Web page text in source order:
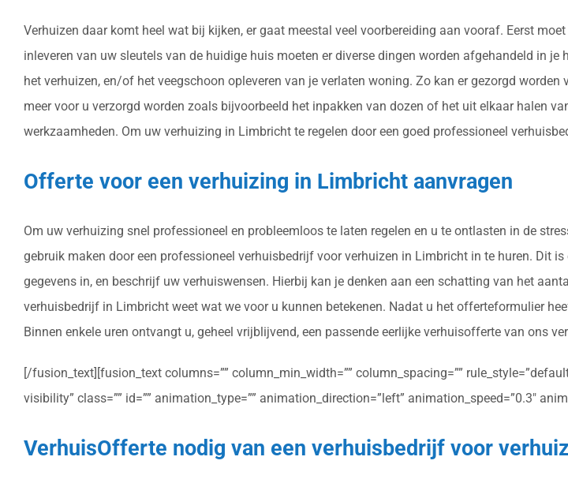
Verhuizen daar komt heel wat bij kijken, er gaat meestal veel voorbereiding aan vooraf. Eerst
inleveren van uw sleutels van de huidige huis moeten er diverse dingen worden afgehandeld in
het verhuizen, en/of het veegschoon opleveren van je verlaten woning. Zo kan er gezorgd
meer voor u verzorgd worden zoals bijvoorbeeld het inpakken van dozen of het uit elkaar halen
werkzaamheden. Om uw verhuizing in Limbricht te regelen door een goed professioneel
Offerte voor een verhuizing in Limbricht aanvragen
Om uw verhuizing snel professioneel en probleemloos te laten regelen en u te ontlasten in de
gebruik maken door een professioneel verhuisbedrijf voor verhuizen in Limbricht in te huren. Dit
gegevens in, en beschrijf uw verhuiswensen. Hierbij kan je denken aan een schatting van het
verhuisbedrijf in Limbricht weet wat we voor u kunnen betekenen. Nadat u het offerteformulier
Binnen enkele uren ontvangt u, geheel vrijblijvend, een passende eerlijke verhuisofferte van ons
[/fusion_text][fusion_text columns=”” column_min_width=”” column_spacing=””
visibility” class=”” id=”” animation_type=”” animation_direction=”left” animation_speed=”0.3″
VerhuisOfferte nodig van een verhuisbedrijf voor